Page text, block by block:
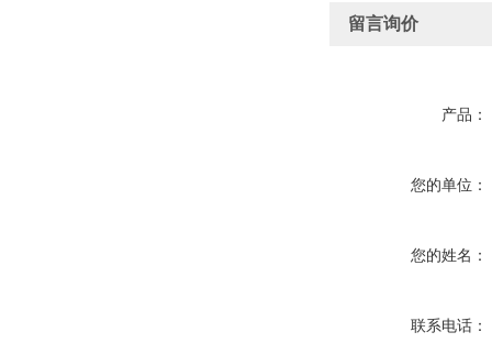
留言询价
产品：
您的单位：
您的姓名：
联系电话：